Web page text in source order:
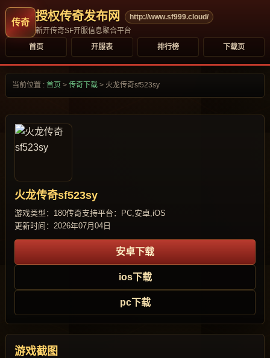
授权传奇发布网
http://www.sf999.cloud/
新开传奇SF开服信息聚合平台
首页
开服表 排行榜 下载页
当前位置 : 首页 > 传奇下载 > 火龙传奇sf523sy
火龙传奇sf523sy
游戏类型：180传奇支持平台：PC,安卓,iOS
更新时间：2026年07月04日
安卓下载
ios下载
pc下载
游戏截图